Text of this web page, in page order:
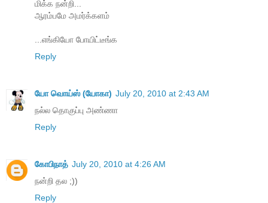
மிக்க நன்றி...
ஆரம்பமே அமர்க்களம்
...எங்கியோ போயிட்டீங்க
Reply
யோ வொய்ஸ் (யோகா) July 20, 2010 at 2:43 AM
நல்ல தொகுப்பு அண்ணா
Reply
கோபிநாத் July 20, 2010 at 4:26 AM
நன்றி தல ;))
Reply